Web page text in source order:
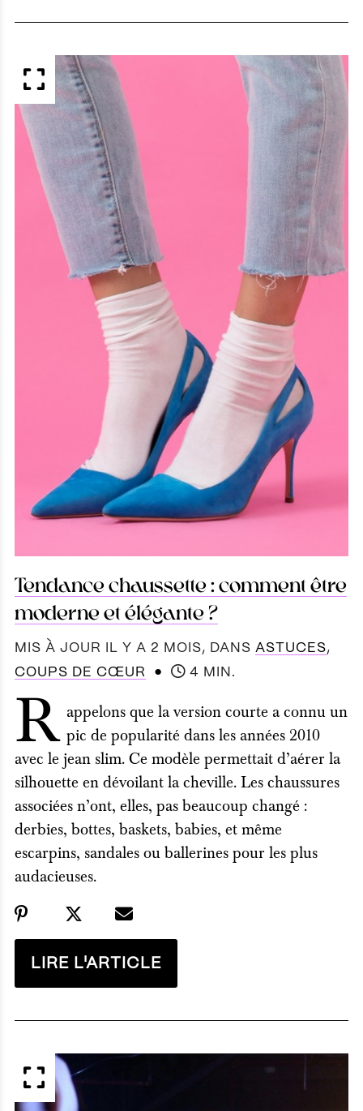
APERÇU
Tendance chaussette : comment être
moderne et élégante ?
MIS À JOUR IL Y A 2 MOIS, DANS ASTUCES,
COUPS DE CŒUR
● 4 MIN.
R appelons que la version courte a connu un
pic de popularité dans les années 2010
avec le jean slim. Ce modèle permettait d’aérer la
silhouette en dévoilant la cheville. Les chaussures
associées n’ont, elles, pas beaucoup changé :
derbies, bottes, baskets, babies, et même
escarpins, sandales ou ballerines pour les plus
audacieuses.
LIRE L'ARTICLE
APERÇU